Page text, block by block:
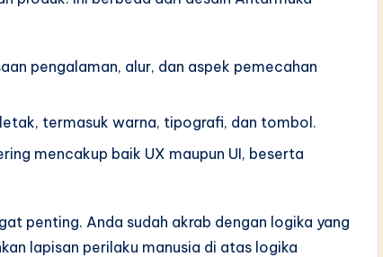
pengalaman, alur, dan aspek pemecahan
termasuk warna, tipografi, dan tombol.
mencakup baik UX maupun UI, beserta
penting. Anda sudah akrab dengan logika yang
lapisan perilaku manusia di atas logika